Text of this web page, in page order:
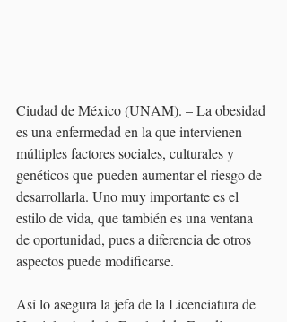
Ciudad de México (UNAM). – La obesidad
es una enfermedad en la que intervienen
múltiples factores sociales, culturales y
genéticos que pueden aumentar el riesgo de
desarrollarla. Uno muy importante es el
estilo de vida, que también es una ventana
de oportunidad, pues a diferencia de otros
aspectos puede modificarse.
Así lo asegura la jefa de la Licenciatura de